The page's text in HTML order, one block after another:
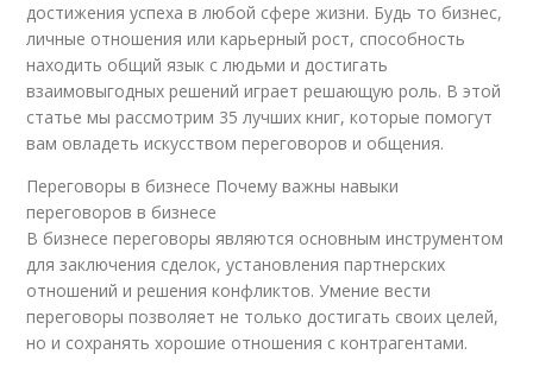
достижения успеха в любой сфере жизни. Будь то бизнес,
личные отношения или карьерный рост, способность
находить общий язык с людьми и достигать
взаимовыгодных решений играет решающую роль. В этой
статье мы рассмотрим 35 лучших книг, которые помогут
вам овладеть искусством переговоров и общения.
Переговоры в бизнесе Почему важны навыки
переговоров в бизнесе
В бизнесе переговоры являются основным инструментом
для заключения сделок, установления партнерских
отношений и решения конфликтов. Умение вести
переговоры позволяет не только достигать своих целей,
но и сохранять хорошие отношения с контрагентами.